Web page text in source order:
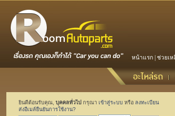
หน้าแรก ช่วยเห
ยินดีต้อนรับคุณ,บุคคลทั่วไป กรุณา เข้าสู่ระบบ หรือ ลงทะเบียน
ส่งอีเมล์ยืนยันการใช้งาน?